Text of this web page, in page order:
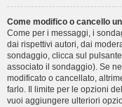
Come modifico o cancello
Come per i messaggi, i
dai rispettivi autori, dai
sondaggio, clicca sul pulsante
associato il sondaggio). Se
modificato o cancellato,
farlo. Il limite per le opzioni
vuoi aggiungere ulteriori